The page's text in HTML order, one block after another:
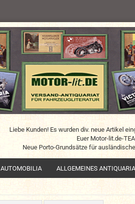
Liebe Kunden! Es wurden div. neue Artikel
Euer Motor-lit.de-
Neue Porto-Grundsätze für
AUTOMOBILIA ALLGEMEINES